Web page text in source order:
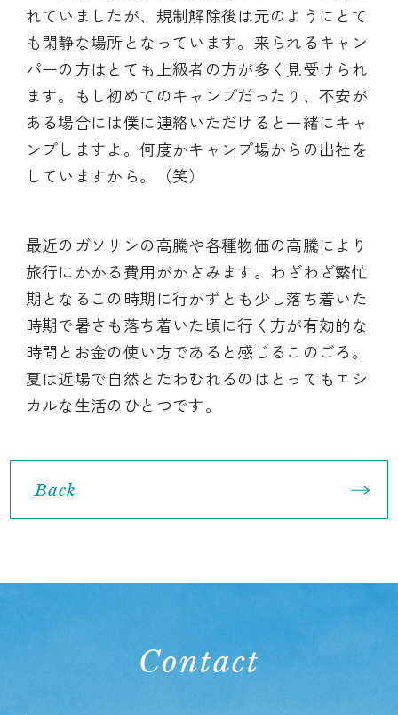
れていましたが、規制解除後は元のようにとて
も閑静な場所となっています。来られるキャン
パーの方はとても上級者の方が多く見受けられ
ます。もし初めてのキャンプだったり、不安が
ある場合には僕に連絡いただけると一緒にキャ
ンプしますよ。何度かキャンプ場からの出社を
していますから。（笑）
最近のガソリンの高騰や各種物価の高騰により
旅行にかかる費用がかさみます。わざわざ繁忙
期となるこの時期に行かずとも少し落ち着いた
時期で暑さも落ち着いた頃に行く方が有効的な
時間とお金の使い方であると感じるこのごろ。
夏は近場で自然とたわむれるのはとってもエシ
カルな生活のひとつです。
Back
Contact